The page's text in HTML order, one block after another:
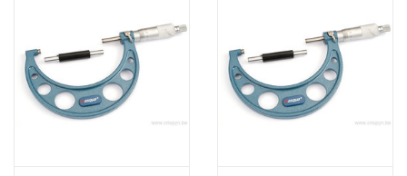
Oliën & Smeermiddelen |
TIPS & KENNIS